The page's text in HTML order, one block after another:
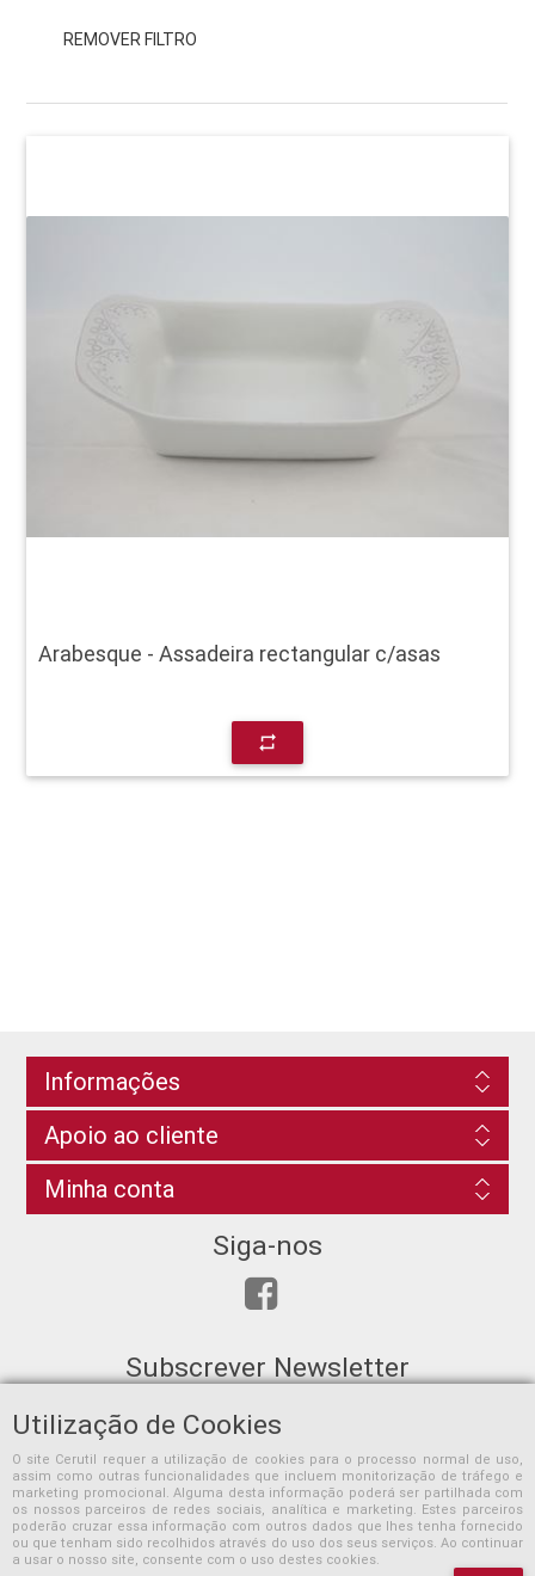
Utilização de Cookies
O site Cerutil requer a utilização de cookies para o processo normal de uso,
assim como outras funcionalidades que incluem monitorização de tráfego e
marketing promocional. Alguma desta informação poderá ser partilhada com
os nossos parceiros de redes sociais, analítica e marketing. Estes parceiros
poderão cruzar essa informação com outros dados que lhes tenha fornecido
ou que tenham sido recolhidos através do uso dos seus serviços. Ao continuar
a usar o nosso site, consente com o uso destes cookies.
REMOVER FILTRO
Arabesque - Assadeira rectangular c/asas
repeat
Informações
Apoio ao cliente
Minha conta
Siga-nos
Subscrever Newsletter
SUBSCREVER